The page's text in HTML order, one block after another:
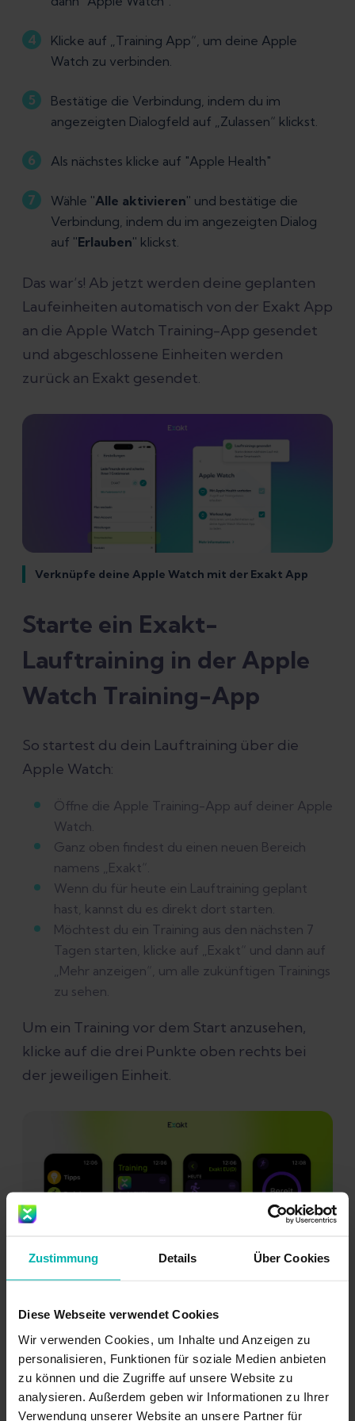
Zustimmung Details Über Cookies
Diese Webseite verwendet Cookies
Wir verwenden Cookies, um Inhalte und Anzeigen zu
personalisieren, Funktionen für soziale Medien anbieten
zu können und die Zugriffe auf unsere Website zu
analysieren. Außerdem geben wir Informationen zu Ihrer
Verwendung unserer Website an unsere Partner für
Klicke auf „Training App“, um deine Apple
Watch zu verbinden.
Bestätige die Verbindung, indem du im
angezeigten Dialogfeld auf „Zulassen“ klickst.
Als nächstes klicke auf "Apple Health"
Wähle "Alle aktivieren" und bestätige die
Verbindung, indem du im angezeigten Dialog
auf "Erlauben" klickst.
Das war’s! Ab jetzt werden deine geplanten
Laufeinheiten automatisch von der Exakt App
an die Apple Watch Training-App gesendet
und abgeschlossene Einheiten werden
zurück an Exakt gesendet.
Verknüpfe deine Apple Watch mit der Exakt App
Starte ein Exakt-
Lauftraining in der Apple
Watch Training-App
So startest du dein Lauftraining über die
Apple Watch:
Öffne die Apple Training-App auf deiner Apple
Watch.
Ganz oben findest du einen neuen Bereich
namens „Exakt“.
Wenn du für heute ein Lauftraining geplant
hast, kannst du es direkt dort starten.
Möchtest du ein Training aus den nächsten 7
Tagen starten, klicke auf „Exakt“ und dann auf
„Mehr anzeigen“, um alle zukünftigen Trainings
zu sehen.
Um ein Training vor dem Start anzusehen,
klicke auf die drei Punkte oben rechts bei
der jeweiligen Einheit.
Ein Exakt-Lauftraining in
der Apple Watch Training-
App tracken